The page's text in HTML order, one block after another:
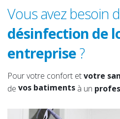
Vous avez besoin
désinfection de
entreprise?
Pour votre confort etvotre
de
vos locaux
vos bureaux
vos batiments
vos combles
à un